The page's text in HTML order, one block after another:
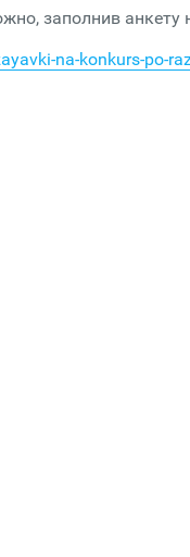
заполнив анкету
na-konkurs-po-